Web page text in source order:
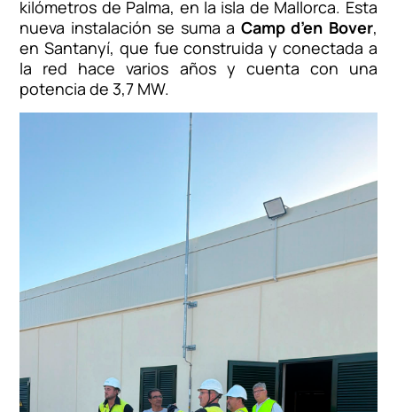
kilómetros de Palma, en la isla de Mallorca. Esta
nueva instalación se suma a Camp d’en Bover,
en Santanyí, que fue construida y conectada a
la red hace varios años y cuenta con una
potencia de 3,7 MW.